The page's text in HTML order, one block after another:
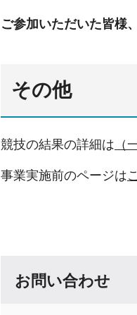
ご参加いただいた皆様
その他
競技の結果の詳細は （
事業実施前のページは
お問い合わせ